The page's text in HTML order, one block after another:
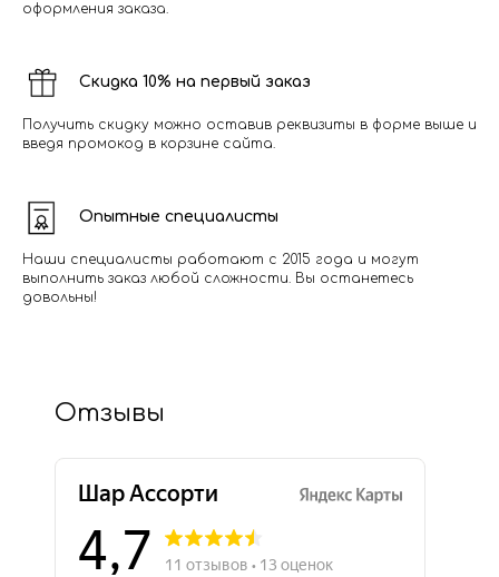
оформления заказа.
Скидка 10% на первый заказ
Получить скидку можно оставив реквизиты в форме выше и
введя промокод в корзине сайта.
Опытные специалисты
Наши специалисты работают с 2015 года и могут
выполнить заказ любой сложности. Вы останетесь
довольны!
Отзывы